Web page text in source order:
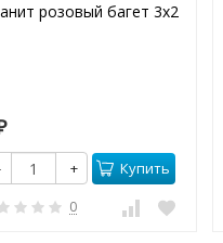
розовый багет 3х2
+ Купить
0